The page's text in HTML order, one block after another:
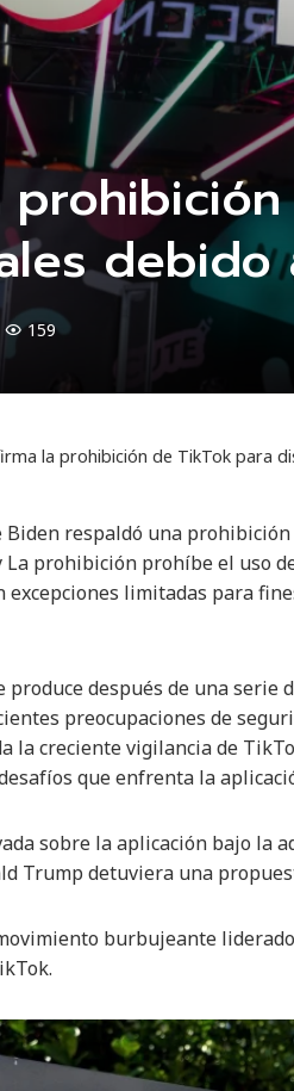
159
la prohibición de TikTok para
Biden respaldó una
La prohibición prohíbe el uso
excepciones limitadas para
produce después de una serie
preocupaciones de
la creciente vigilancia de
que enfrenta la
sobre la aplicación bajo la
Trump detuviera una
burbujeante